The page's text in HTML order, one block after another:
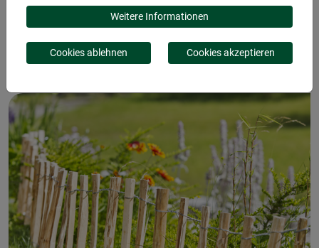
BEETEINFASSUNG
STAKETENZAUN
Weitere Informationen
Cookies ablehnen Cookies akzeptieren